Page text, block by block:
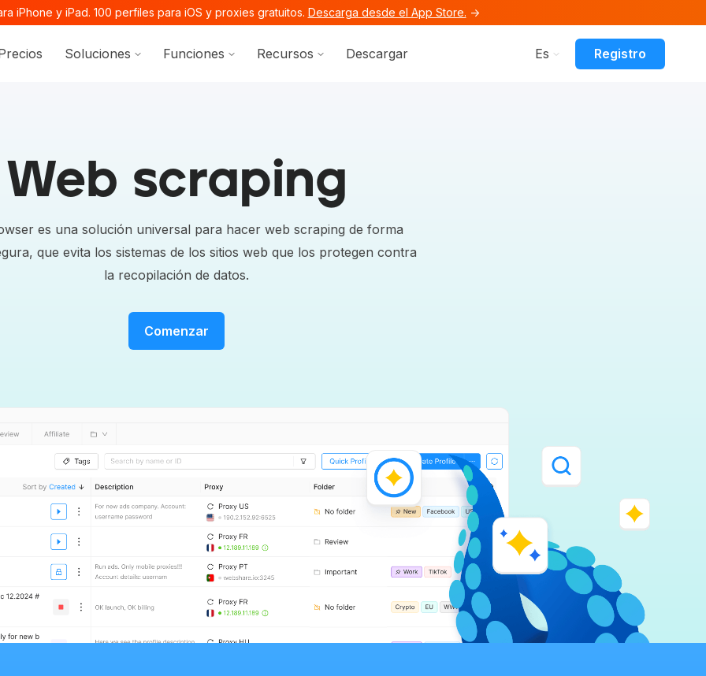
iPhone y iPad. 100 perfiles para iOS y proxies gratuitos. Descarga desde el App Store. →
Soluciones Show submenu for Soluciones
Funciones Show submenu for Funciones
Recursos Show submenu for Recursos
Descargar Es Registro
Web scraping
es una solución universal para hacer web scraping de forma
que evita los sistemas de los sitios web que los protegen contra
la recopilación de datos.
Comenzar